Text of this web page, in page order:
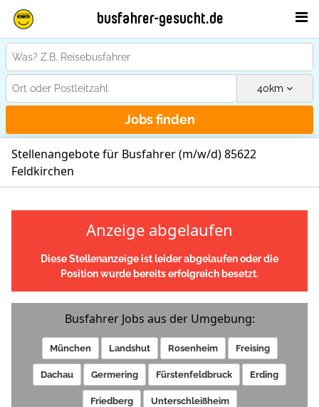
busfahrer-gesucht.de
40km
Jobs finden
Stellenangebote für Busfahrer (m/w/d) 85622
Feldkirchen
Anzeige abgelaufen
Diese Stellenanzeige ist leider abgelaufen oder die
Position wurde bereits erfolgreich besetzt.
Busfahrer Jobs aus der Umgebung:
München Landshut Rosenheim Freising
Dachau Germering Fürstenfeldbruck Erding
Friedberg Unterschleißheim